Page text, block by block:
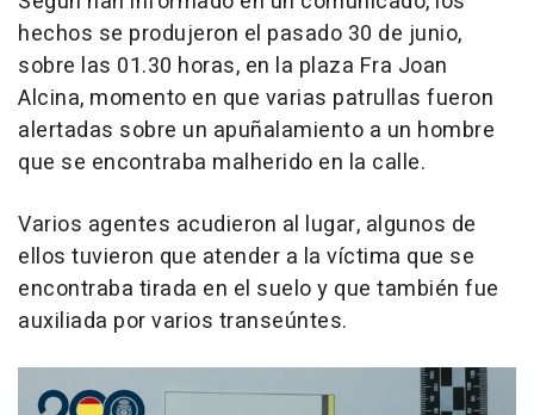
hechos se produjeron el pasado 30 de junio,
sobre las 01.30 horas, en la plaza Fra Joan
Alcina, momento en que varias patrullas fueron
alertadas sobre un apuñalamiento a un hombre
que se encontraba malherido en la calle.
Varios agentes acudieron al lugar, algunos de
ellos tuvieron que atender a la víctima que se
encontraba tirada en el suelo y que también fue
auxiliada por varios transeúntes.